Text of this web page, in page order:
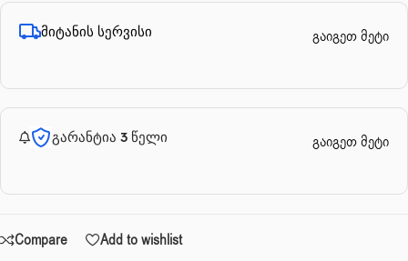
მიტანის სერვისი გაიგეთ მეტი
გარანტია 3 წელი გაიგეთ მეტი
Compare
Add to wishlist